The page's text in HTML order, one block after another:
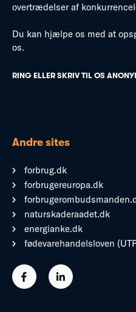
overtrædelser af
Du kan hjælpe os med at
os.
RING ELLER SKRIV TIL OS
Andre sites
forbrug.dk
forbrugereuropa.dk
naturskaderaadet.dk
energianke.dk
fødevarehandelsloven